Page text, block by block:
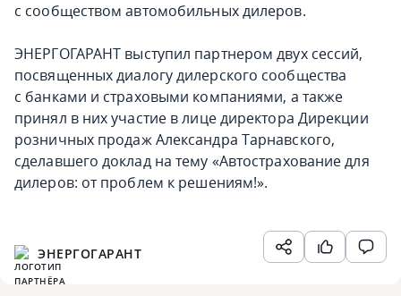
с сообществом автомобильных дилеров.
ЭНЕРГОГАРАНТ выступил партнером двух сессий,
посвященных диалогу дилерского сообщества
с банками и страховыми компаниями, а также
принял в них участие в лице директора Дирекции
розничных продаж Александра Тарнавского,
сделавшего доклад на тему «Автострахование для
дилеров: от проблем к решениям!».
ЭНЕРГОГАРАНТ